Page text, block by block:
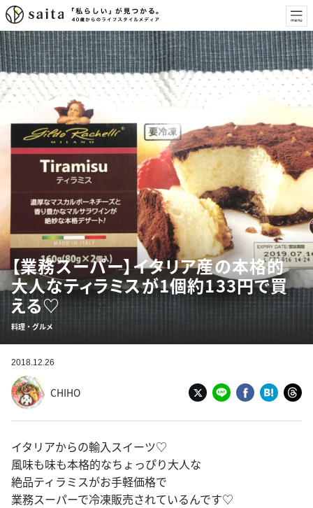
【業務スーパー】イタリア産の本格的
大人なティラミスが1個約133円で買
える♡
料理・グルメ
2018.12.26
CHIHO
イタリアからの輸入スイーツ♡
風味も味も本格的なちょっぴり大人な
絶品ティラミスがお手軽価格で
業務スーパーで冷凍販売されているんです♡